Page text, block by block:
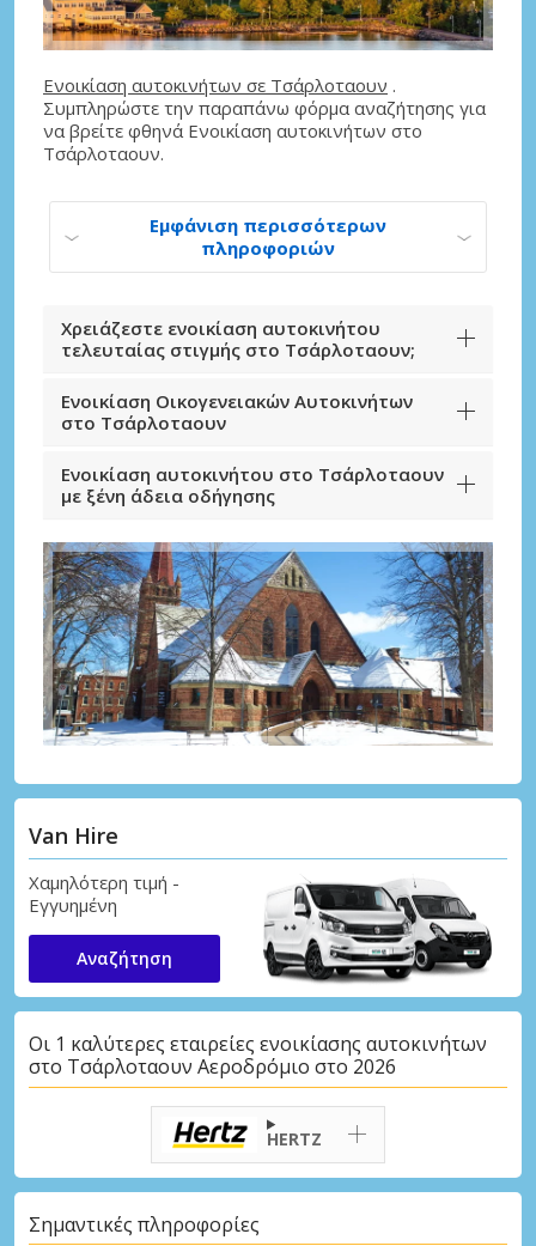
Ενοικίαση αυτοκινήτων σε Τσάρλοταουν .
Συμπληρώστε την παραπάνω φόρμα αναζήτησης για
να βρείτε φθηνά Ενοικίαση αυτοκινήτων στο
Τσάρλοταουν.
Εμφάνιση περισσότερων
πληροφοριών
Χρειάζεστε ενοικίαση αυτοκινήτου
τελευταίας στιγμής στο Τσάρλοταουν;
Ενοικίαση Οικογενειακών Αυτοκινήτων
στο Τσάρλοταουν
Ενοικίαση αυτοκινήτου στο Τσάρλοταουν
με ξένη άδεια οδήγησης
Van Hire
Χαμηλότερη τιμή -
Εγγυημένη
Αναζήτηση
Οι 1 καλύτερες εταιρείες ενοικίασης αυτοκινήτων
στο Τσάρλοταουν Αεροδρόμιο στο 2026
HERTZ
Σημαντικές πληροφορίες